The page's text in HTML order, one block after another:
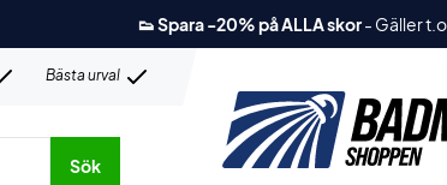
👟 Spara -20% på ALLA skor- Gäller
Bästa urval
Sök